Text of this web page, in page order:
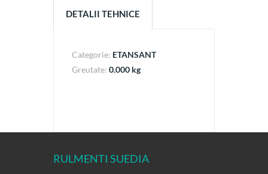
DETALII TEHNICE
Categorie: ETANSANT
Greutate: 0.000 kg
RULMENTI SUEDIA